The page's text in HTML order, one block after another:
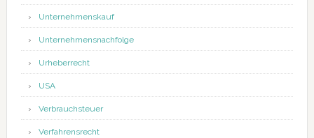
Unternehmenskauf
Unternehmensnachfolge
Urheberrecht
USA
Verbrauchsteuer
Verfahrensrecht